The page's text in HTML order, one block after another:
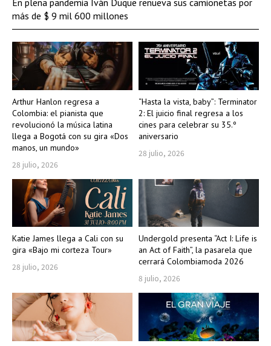
Arthur Hanlon regresa a
Colombia: el pianista que
revolucionó la música latina
llega a Bogotá con su gira «Dos
manos, un mundo»
28 julio, 2026
“Hasta la vista, baby”: Terminator
2: El juicio final regresa a los
cines para celebrar su 35.º
aniversario
28 julio, 2026
Katie James llega a Cali con su
gira «Bajo mi corteza Tour»
28 julio, 2026
Undergold presenta “Act I: Life is
an Act of Faith”, la pasarela que
cerrará Colombiamoda 2026
8 julio, 2026
En plena pandemia Iván Duque renueva sus camionetas por
más de $ 9 mil 600 millones